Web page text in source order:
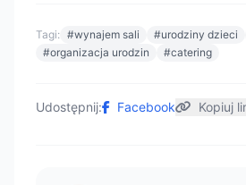
Tagi: #wynajem sali #urodziny dzieci
#organizacja urodzin
#catering
Udostępnij: Facebook Kopiuj